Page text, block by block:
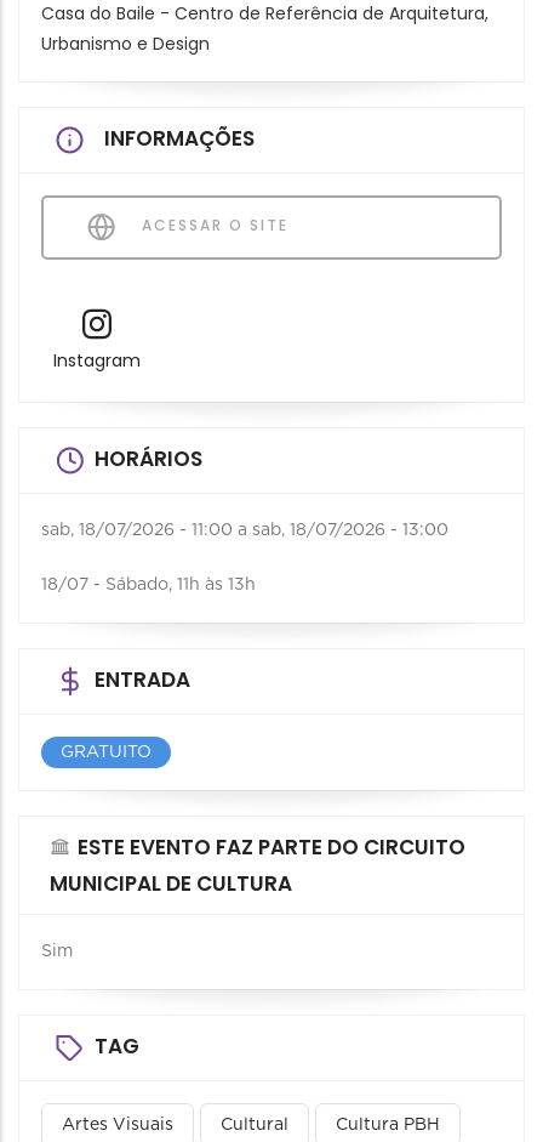
Casa do Baile - Centro de Referência de Arquitetura,
Urbanismo e Design
INFORMAÇÕES
ACESSAR O SITE
Instagram
HORÁRIOS
sab, 18/07/2026 - 11:00 a sab, 18/07/2026 - 13:00
18/07 - Sábado, 11h às 13h
ENTRADA
GRATUITO
ESTE EVENTO FAZ PARTE DO CIRCUITO
MUNICIPAL DE CULTURA
Sim
TAG
Artes Visuais Cultural Cultura PBH